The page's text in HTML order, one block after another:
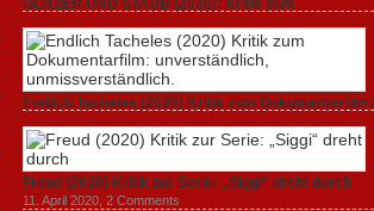
GLITZER UND STAUB (2020): Kritik zum
Dokumentarfilm. Bullenritt durch ein gespaltenes
Amerika.
3. Oktober 2020,2 Comments
Endlich Tacheles (2020) Kritik zum Dokumentarfilm:
unverständlich, unmissverständlich.
19. Mai 2020,0 Comments
Freud (2020) Kritik zur Serie: „Siggi“ dreht durch
11. April 2020, 2 Comments